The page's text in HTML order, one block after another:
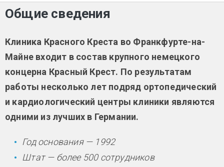
Общие сведения
Клиника Красного Креста во Франкфурте-на-
Майне входит в состав крупного немецкого
концерна Красный Крест. По результатам
работы несколько лет подряд ортопедический
и кардиологический центры клиники являются
одними из лучших в Германии.
Год основания — 1992
Штат — более 500 сотрудников